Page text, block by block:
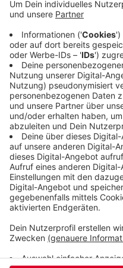
Branche. Das
sich als Ziel für
Bahntrassen und zum
heißt es vorab. Vor
Outdoor-Bereich sei
deutlich beliebter
Veröffentlicht:Dienstag,
Anzeige
Anzeige